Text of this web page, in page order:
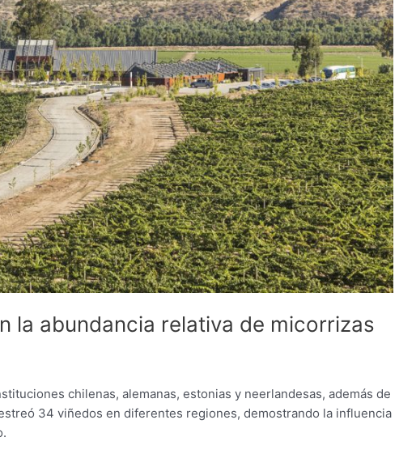
la abundancia relativa de micorrizas
chilenas, alemanas, estonias y neerlandesas, además de
34 viñedos en diferentes regiones, demostrando la influencia